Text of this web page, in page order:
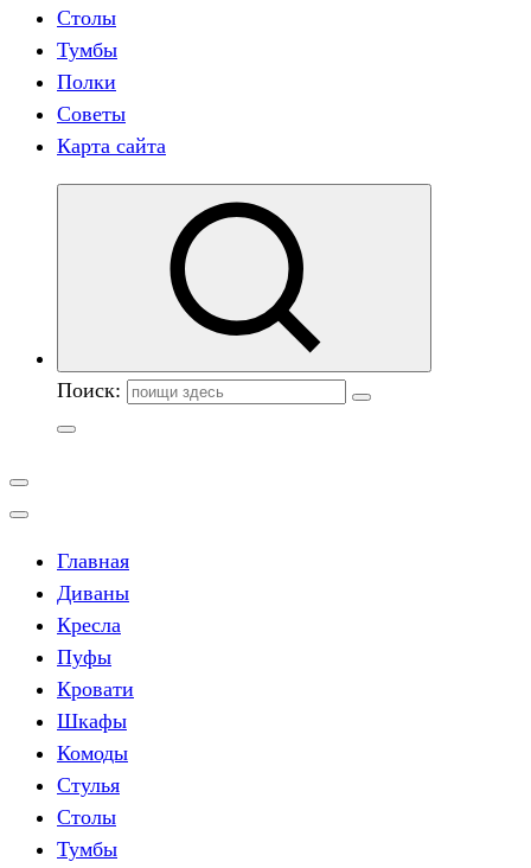
Столы
Тумбы
Полки
Советы
Карта сайта
Поиск:
Главная
Диваны
Кресла
Пуфы
Кровати
Шкафы
Комоды
Стулья
Столы
Тумбы